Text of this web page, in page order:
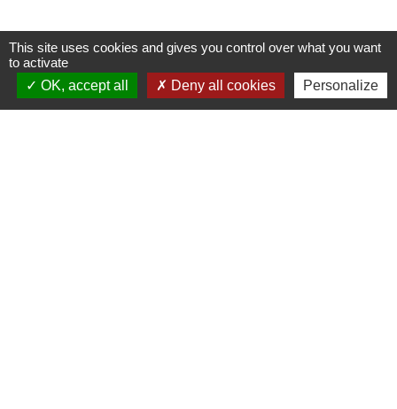
Contacts
This site uses cookies and gives you control over what you want
to activate
OK, accept all
Deny all cookies Personalize